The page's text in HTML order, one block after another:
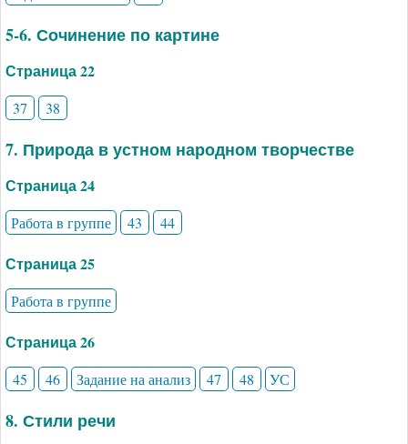
5-6. Сочинение по картине
Страница 22
37 38
7. Природа в устном народном творчестве
Страница 24
Работа в группе 43 44
Страница 25
Работа в группе
Страница 26
45 46 Задание на анализ 47 48 УС
8. Стили речи